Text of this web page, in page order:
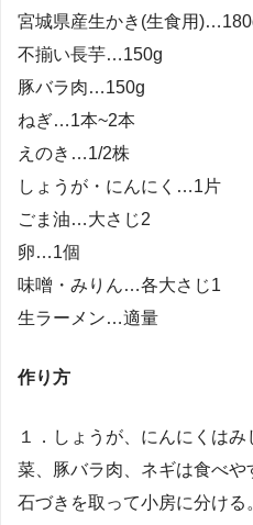
宮城県産生かき(生食用
不揃い長芋…150g
豚バラ肉…150g
ねぎ…1本~2本
えのき…1/2株
しょうが・にんにく…1片
ごま油…大さじ2
卵…1個
味噌・みりん…各大さじ1
生ラーメン…適量
作り方
１．しょうが、にんにくは
菜、豚バラ肉、ネギは食べ
石づきを取って小房に分け